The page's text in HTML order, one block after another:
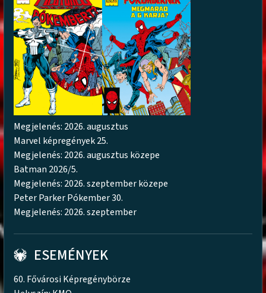
Megjelenés: 2026. augusztus
Marvel képregények 25.
Megjelenés: 2026. augusztus közepe
Batman 2026/5.
Megjelenés: 2026. szeptember közepe
Peter Parker Pókember 30.
Megjelenés: 2026. szeptember
ESEMÉNYEK
60. Fővárosi Képregénybörze